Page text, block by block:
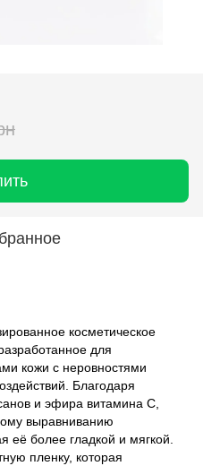
косметическое
для
кожи с неровностями
Благодаря
и эфира витамина С,
выравниванию
её более гладкой и мягкой.
пленку, которая